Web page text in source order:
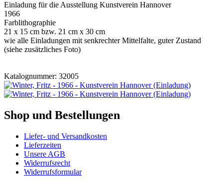
Einladung für die Ausstellung Kunstverein Hannover
1966
Farblithographie
21 x 15 cm bzw. 21 cm x 30 cm
wie alle Einladungen mit senkrechter Mittelfalte, guter Zustand
(siehe zusätzliches Foto)
Katalognummer: 32005
Shop und Bestellungen
Liefer- und Versandkosten
Lieferzeiten
Unsere AGB
Widerrufsrecht
Widerrufsformular